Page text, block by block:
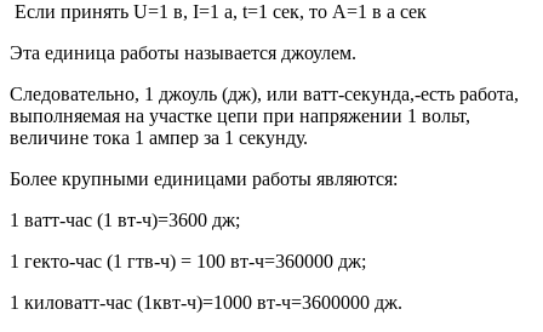
Если принять U=1 в, I=1 a, t=1 сек, то А=1 в a сек
Эта единица работы называется джоулем.
Следовательно, 1 джоуль (дж), или ватт-секунда,-есть работа,
выполняемая на участке цепи при напряжении 1 вольт,
величине тока 1 ампер за 1 секунду.
Более крупными единицами работы являются:
1 ватт-час (1 вт-ч)=3600 дж;
1 гекто-час (1 гтв-ч) = 100 вт-ч=360000 дж;
1 киловатт-час (1квт-ч)=1000 вт-ч=3600000 дж.